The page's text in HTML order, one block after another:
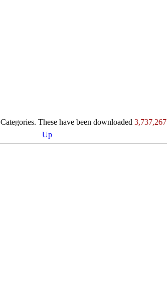
Categories. These have been downloaded 3,737,267
Up